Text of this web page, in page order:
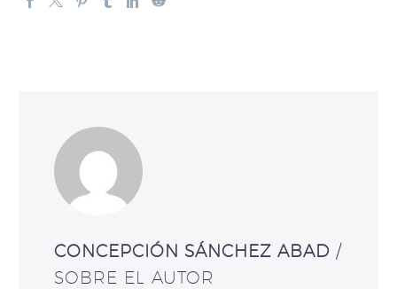
CONCEPCIÓN SÁNCHEZ ABAD /
SOBRE EL AUTOR